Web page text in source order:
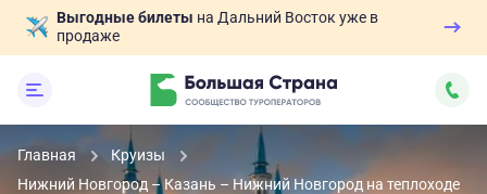
Выгодные билеты на Дальний Восток уже в
продаже
Главная
Круизы
Нижний Новгород – Казань – Нижний Новгород на теплоходе